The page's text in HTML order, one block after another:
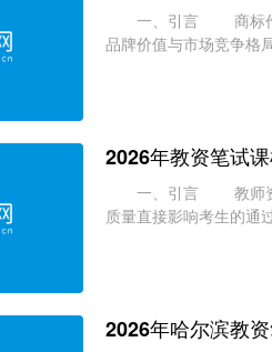
一、引言 商标作为
品牌价值与市场竞争格
2026年教资笔试
一、引言 教师资格
质量直接影响考生的通
2026年哈尔滨教